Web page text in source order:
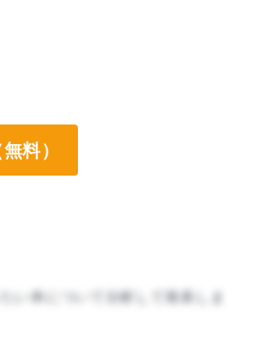
い本について分析して発表しま
料）